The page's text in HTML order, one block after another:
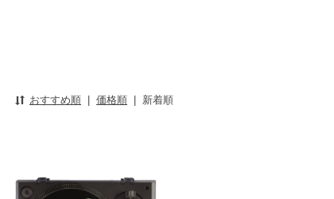
おすすめ順 価格順 新着順